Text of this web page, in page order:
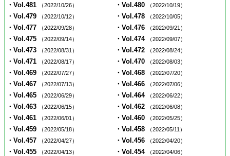
・Vol.481 （2022/10/26） ・Vol.480 （2022/10/19）
・Vol.479 （2022/10/12） ・Vol.478 （2022/10/05）
・Vol.477 （2022/09/28） ・Vol.476 （2022/09/21）
・Vol.475 （2022/09/14） ・Vol.474 （2022/09/07）
・Vol.473 （2022/08/31） ・Vol.472 （2022/08/24）
・Vol.471 （2022/08/17） ・Vol.470 （2022/08/03）
・Vol.469 （2022/07/27） ・Vol.468 （2022/07/20）
・Vol.467 （2022/07/13） ・Vol.466 （2022/07/06）
・Vol.465 （2022/06/29） ・Vol.464 （2022/06/22）
・Vol.463 （2022/06/15） ・Vol.462 （2022/06/08）
・Vol.461 （2022/06/01） ・Vol.460 （2022/05/25）
・Vol.459 （2022/05/18） ・Vol.458 （2022/05/11）
・Vol.457 （2022/04/27） ・Vol.456 （2022/04/20）
・Vol.455 （2022/04/13） ・Vol.454 （2022/04/06）